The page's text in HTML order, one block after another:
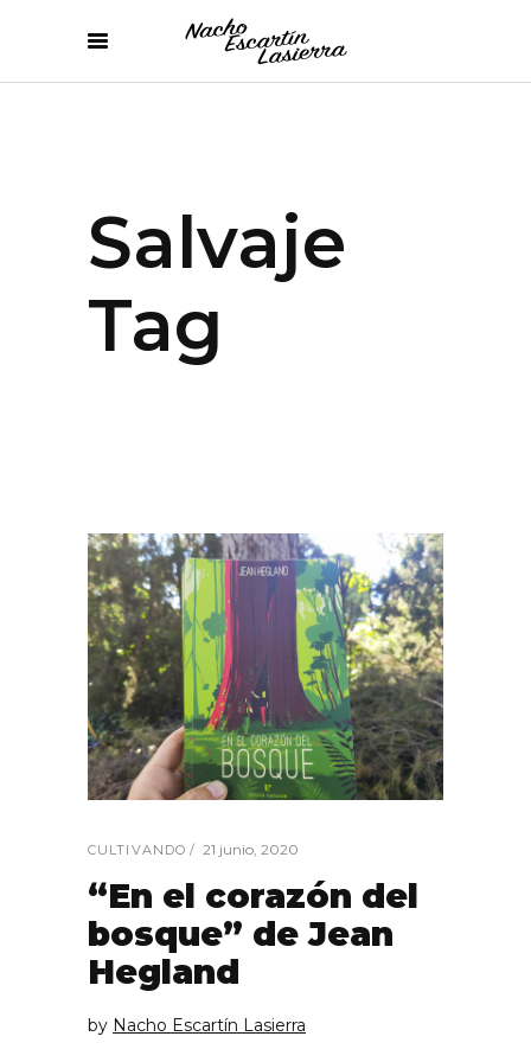
Salvaje
Tag
CULTIVANDO 21 junio, 2020
“En el corazón del
bosque” de Jean
Hegland
by Nacho Escartín Lasierra